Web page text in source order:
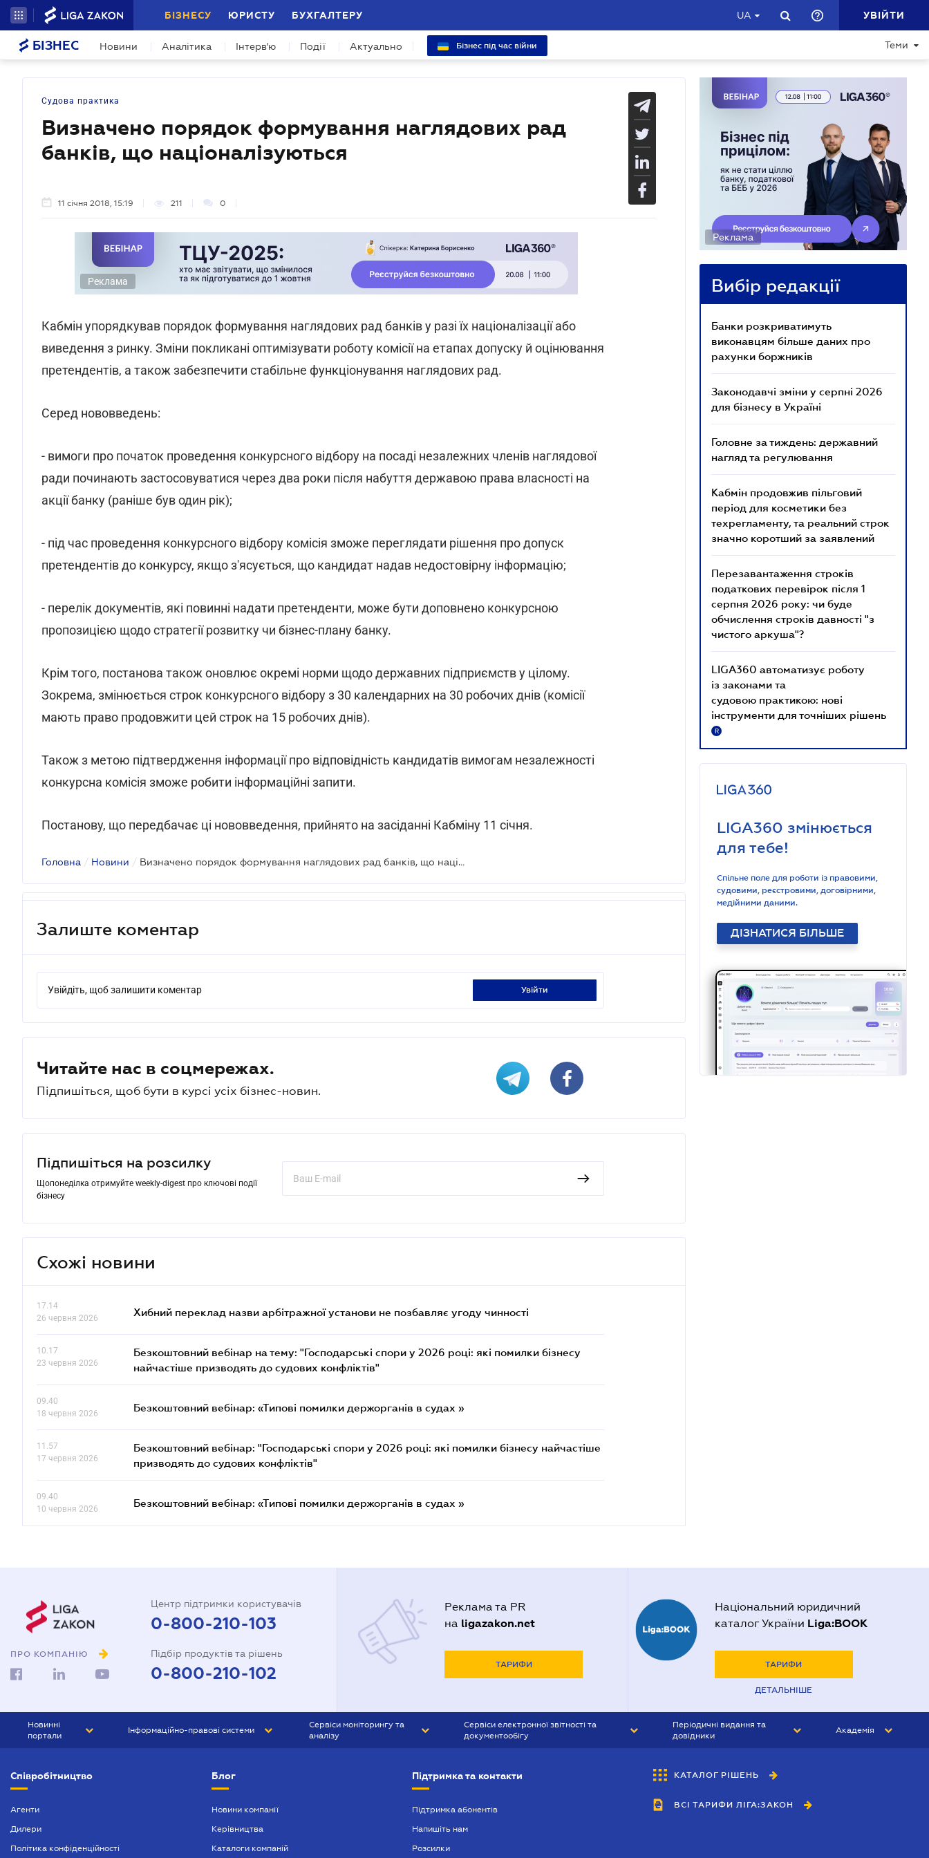
БІЗНЕСУ ЮРИСТУ БУХГАЛТЕРУ UA УВІЙТИ
БІЗНЕС Новини Аналітика Інтерв'ю Події Актуально Бізнес під час війни Теми
Судова практика
Визначено порядок формування наглядових рад
банків, що націоналізуються
11 січня 2018, 15:19 211 0
Реклама
Кабмін упорядкував порядок формування наглядових рад банків у разі їх націоналізації або
виведення з ринку. Зміни покликані оптимізувати роботу комісії на етапах допуску й оцінювання
претендентів, а також забезпечити стабільне функціонування наглядових рад.
Серед нововведень:
- вимоги про початок проведення конкурсного відбору на посаді незалежних членів наглядової
ради починають застосовуватися через два роки після набуття державою права власності на
акції банку (раніше був один рік);
- під час проведення конкурсного відбору комісія зможе переглядати рішення про допуск
претендентів до конкурсу, якщо з'ясується, що кандидат надав недостовірну інформацію;
- перелік документів, які повинні надати претенденти, може бути доповнено конкурсною
пропозицією щодо стратегії розвитку чи бізнес-плану банку.
Крім того, постанова також оновлює окремі норми щодо державних підприємств у цілому.
Зокрема, змінюється строк конкурсного відбору з 30 календарних на 30 робочих днів (комісії
мають право продовжити цей строк на 15 робочих днів).
Також з метою підтвердження інформації про відповідність кандидатів вимогам незалежності
конкурсна комісія зможе робити інформаційні запити.
Постанову, що передбачає ці нововведення, прийнято на засіданні Кабміну 11 січня.
Головна / Новини / Визначено порядок формування наглядових рад банків, що націоналізуються
Залиште коментар
Увійдіть, щоб залишити коментар увійти
Читайте нас в соцмережах.
Підпишіться, щоб бути в курсі усіх бізнес-новин.
Підпишіться на розсилку
Щопонеділка отримуйте weekly-digest про ключові події
бізнесу
Схожі новини
17.14
26 червня 2026
Хибний переклад назви арбітражної установи не позбавляє угоду чинності
10.17
23 червня 2026
Безкоштовний вебінар на тему: "Господарські спори у 2026 році: які помилки бізнесу
найчастіше призводять до судових конфліктів"
09.40
18 червня 2026
Безкоштовний вебінар: «Типові помилки держорганів в судах »
11.57
17 червня 2026
Безкоштовний вебінар: "Господарські спори у 2026 році: які помилки бізнесу найчастіше
призводять до судових конфліктів"
09.40
10 червня 2026
Безкоштовний вебінар: «Типові помилки держорганів в судах »
Реклама
Вибір редакції
Банки розкриватимуть
виконавцям більше даних про
рахунки боржників
Законодавчі зміни у серпні 2026
для бізнесу в Україні
Головне за тиждень: державний
нагляд та регулювання
Кабмін продовжив пільговий
період для косметики без
техрегламенту, та реальний строк
значно коротший за заявлений
Перезавантаження строків
податкових перевірок після 1
серпня 2026 року: чи буде
обчислення строків давності "з
чистого аркуша"?
LIGA360 автоматизує роботу
із законами та
судовою практикою: нові
інструменти для точніших рішень
R
LIGA360 змінюється
для тебе!
Спільне поле для роботи із правовими,
судовими, реєстровими, договірними,
медійними даними.
ДІЗНАТИСЯ БІЛЬШЕ
ПРО КОМПАНІЮ
Центр підтримки користувачів
0-800-210-103
Підбір продуктів та рішень
0-800-210-102
Реклама та PR
на ligazakon.net
ТАРИФИ
Національний юридичний
каталог України Liga:BOOK
ТАРИФИ
ДЕТАЛЬНІШЕ
Новинні
портали
БІЗНЕС
Інформаційно-правові системи
БУХГАЛТЕР ПРОФ
Сервіси моніторингу та
аналізу
Сервіси електронної звітності та
документообігу
Періодичні видання та
довідники
БУХГАЛТЕР&ЗАКОН
ВІСНИК МСФЗ
Академія
Співробітництво
Агенти
Дилери
Політика конфіденційності
Блог
Новини компанії
Керівництва
Каталоги компаній
Підтримка та контакти
Підтримка абонентів
Напишіть нам
Розсилки
КАТАЛОГ РІШЕНЬ
ВСІ ТАРИФИ ЛІГА:ЗАКОН